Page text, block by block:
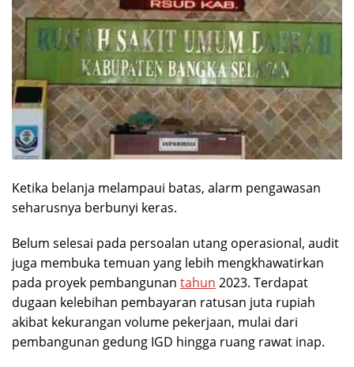
Ketika belanja melampaui batas, alarm pengawasan
seharusnya berbunyi keras.
Belum selesai pada persoalan utang operasional, audit
juga membuka temuan yang lebih mengkhawatirkan
pada proyek pembangunan tahun 2023. Terdapat
dugaan kelebihan pembayaran ratusan juta rupiah
akibat kekurangan volume pekerjaan, mulai dari
pembangunan gedung IGD hingga ruang rawat inap.